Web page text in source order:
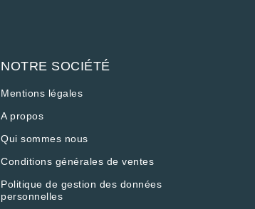
NOTRE SOCIÉTÉ
Mentions légales
A propos
Qui sommes nous
Conditions générales de ventes
Politique de gestion des données
personnelles